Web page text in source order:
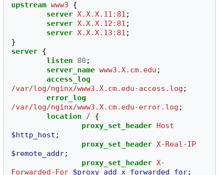
upstream www3
{
server X.X.X.11:81 ;
server X.X.X.12:81 ;
server X.X.X.13:81 ;
}
server {
listen
80 ;
server_name www3.X.cm.edu ;
access_log
/var/log/nginx/www3.X.cm.edu-access.log ;
error_log
/var/log/nginx/www3.X.cm.edu-error.log ;
location
/
{
proxy_set_header Host
$http_host ;
proxy_set_header X-Real-IP
$remote_addr;
proxy_set_header X-
Forwarded-For $proxy_add_x_forwarded_for;